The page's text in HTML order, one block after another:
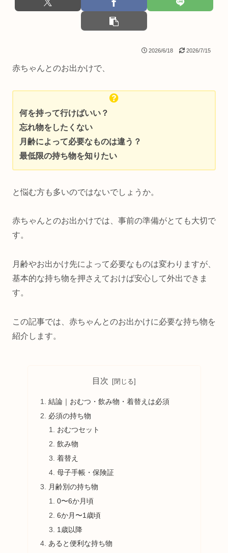
2026/6/18 2026/7/15
赤ちゃんとのお出かけで、
何を持って行けばいい？
忘れ物をしたくない
月齢によって必要なものは違う？
最低限の持ち物を知りたい
と悩む方も多いのではないでしょうか。
赤ちゃんとのお出かけでは、事前の準備がとても大切で
す。
月齢やお出かけ先によって必要なものは変わりますが、
基本的な持ち物を押さえておけば安心して外出できま
す。
この記事では、赤ちゃんとのお出かけに必要な持ち物を
紹介します。
目次
結論｜おむつ・飲み物・着替えは必須
必須の持ち物
おむつセット
飲み物
着替え
母子手帳・保険証
月齢別の持ち物
0〜6か月頃
6か月〜1歳頃
1歳以降
あると便利な持ち物